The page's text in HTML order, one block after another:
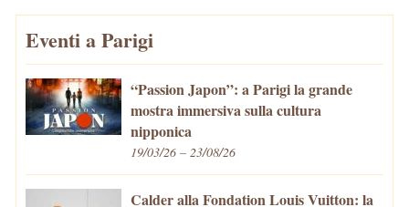
Eventi a Parigi
“Passion Japon”: a Parigi la grande
mostra immersiva sulla cultura
nipponica
19/03/26 – 23/08/26
Calder alla Fondation Louis Vuitton: la